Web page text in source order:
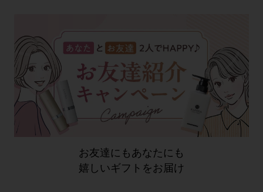
お友達にもあなたにも
嬉しいギフトをお届け